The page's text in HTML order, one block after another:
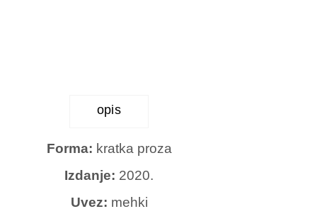
opis
Forma: kratka proza
Izdanje: 2020.
Uvez: mehki